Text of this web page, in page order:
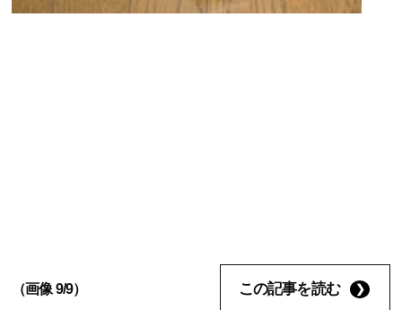
（画像 9/9） この記事を読む